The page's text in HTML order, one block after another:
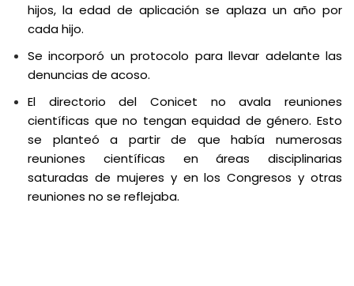
hijos, la edad de aplicación se aplaza un año por
cada hijo.
Se incorporó un protocolo para llevar adelante las
denuncias de acoso.
El directorio del Conicet no avala reuniones
científicas que no tengan equidad de género. Esto
se planteó a partir de que había numerosas
reuniones científicas en áreas disciplinarias
saturadas de mujeres y en los Congresos y otras
reuniones no se reflejaba.